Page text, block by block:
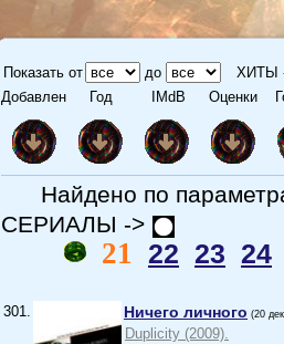
Показать от до
ХИТЫ
Добавлен Год IMdB Оценки
Найдено по
СЕРИАЛЫ ->
21 22 23 24
301. Ничего личного (20
Duplicity (2009).